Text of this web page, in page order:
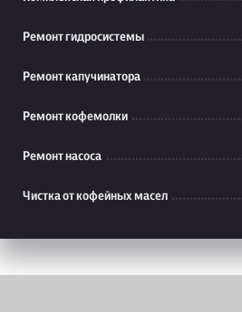
Ремонт гидросистемы
Ремонт капучинатора
Ремонт кофемолки
Ремонт насоса
Чистка от кофейных масел